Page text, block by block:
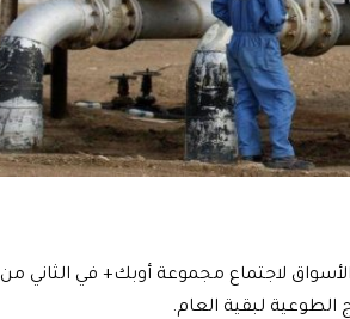
لاجتماع مجموعة أوبك+ في الثاني من
الطوعية لبقية العام.